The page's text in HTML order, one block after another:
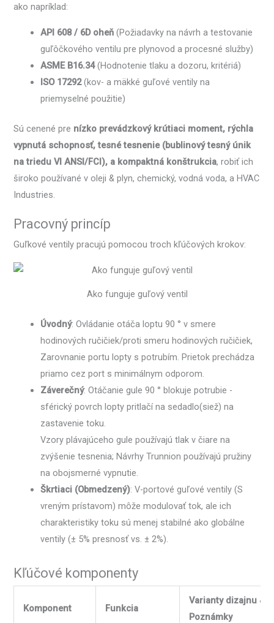
ako napríklad:
API 608 / 6D oheň (Požiadavky na návrh a testovanie
guľôčkového ventilu pre plynovod a procesné služby)
ASME B16.34(Hodnotenie tlaku a dozoru, kritériá)
ISO 17292(kov- a mäkké guľové ventily na
priemyselné použitie)
Sú cenené pre nízko prevádzkový krútiaci moment, rýchla
vypnutá schopnosť, tesné tesnenie (bublinový tesný únik
na triedu VI ANSI/FCI), a kompaktná konštrukcia, robiť ich
široko používané v oleji & plyn, chemický, vodná voda, a HVAC
Industries.
Pracovný princíp
Guľkové ventily pracujú pomocou troch kľúčových krokov:
Ako funguje guľový ventil
Úvodný: Ovládanie otáča loptu 90 ° v smere
hodinových ručičiek/proti smeru hodinových ručičiek,
Zarovnanie portu lopty s potrubím. Prietok prechádza
priamo cez port s minimálnym odporom.
Záverečný: Otáčanie gule 90 ° blokuje potrubie -
sférický povrch lopty pritlačí na sedadlo(siež) na
zastavenie toku.
Vzory plávajúceho gule používajú tlak v čiare na
zvýšenie tesnenia; Návrhy Trunnion používajú pružiny
na obojsmerné vypnutie.
Škrtiaci (Obmedzený): V-portové guľové ventily (S
vreným prístavom) môže modulovať tok, ale ich
charakteristiky toku sú menej stabilné ako globálne
ventily (± 5% presnosť vs. ± 2%).
Kľúčové komponenty
Komponent Funkcia
Varianty dizajnu &
Poznámky